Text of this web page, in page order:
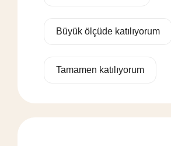
Büyük ölçüde katılıyorum
Tamamen katılıyorum